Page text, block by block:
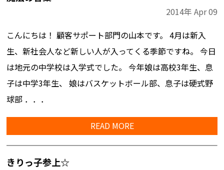
2014年 Apr09
こんにちは！ 顧客サポート部門の山本です。 4月は新入
生、新社会人など新しい人が入ってくる季節ですね。 今日
は地元の中学校は入学式でした。 今年娘は高校3年生、息
子は中学3年生、 娘はバスケットボール部、息子は硬式野
球部 ．．．
READ MORE
きりっ子参上☆